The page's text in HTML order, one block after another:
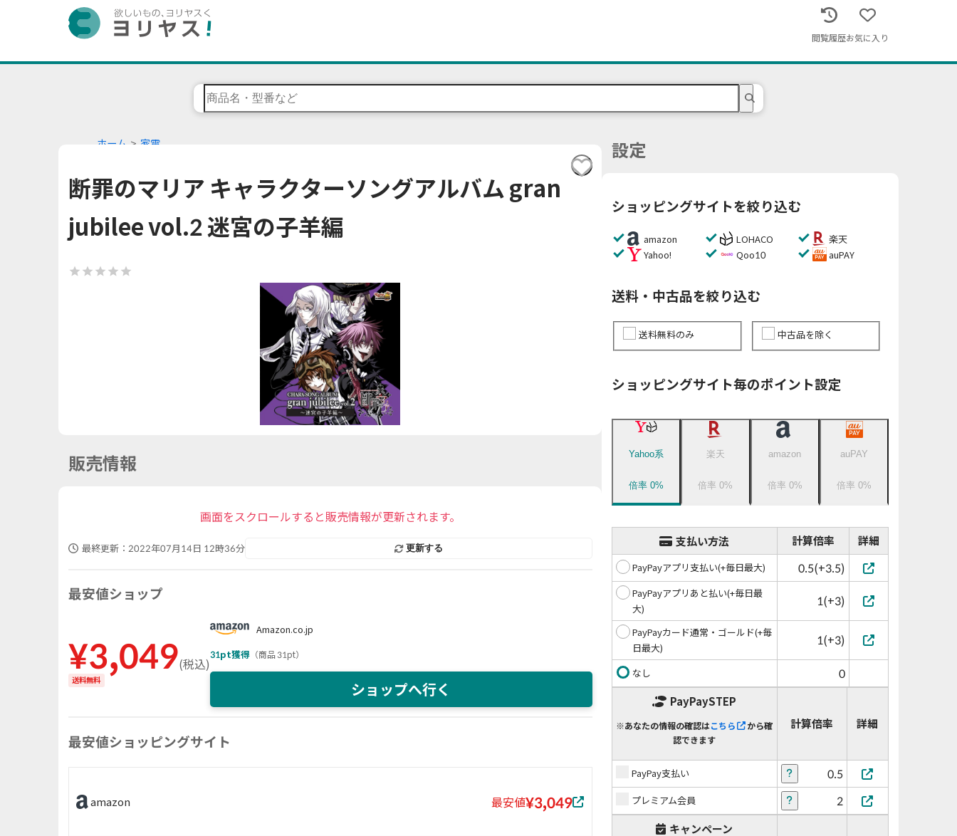
閲覧履歴お気に入り
ホーム 家電
断罪のマリア キャラクターソングアルバム gran
jubilee vol.2 迷宮の子羊編
販売情報
画面をスクロールすると販売情報が更新されます。
最終更新： 2022年07月14日 12時36分 更新する
最安値ショップ
¥3,049(税込)
送料無料
Amazon.co.jp
31pt獲得 （商品 31pt）
ショップへ行く
最安値ショッピングサイト
amazon 最安値¥3,049
設定
ショッピングサイトを絞り込む
amazon LOHACO
楽天
Yahoo!
Qoo10 auPAY
送料・中古品を絞り込む
送料無料のみ 中古品を除く
ショッピングサイト毎のポイント設定
Yahoo系
倍率0%
楽天
倍率0%
amazon
倍率 0%
auPAY
倍率0%
支払い方法 計算倍率 詳細
PayPayアプリ支払い(+毎日最大) 0.5(+3.5)
PayPayアプリあと払い(+毎日最
大)
1(+3)
PayPayカード通常・ゴールド(+毎
日最大)
1(+3)
なし 0
PayPaySTEP
※あなたの情報の確認はこちら
から確
認できます
計算倍率 詳細
PayPay支払い 0.5
プレミアム会員 2
キャンペーン